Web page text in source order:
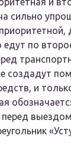
сильно
едут по
создадут
и